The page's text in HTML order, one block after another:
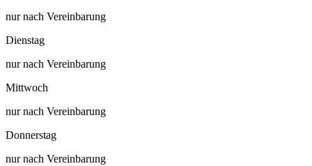
nur nach Vereinbarung
Dienstag
nur nach Vereinbarung
Mittwoch
nur nach Vereinbarung
Donnerstag
nur nach Vereinbarung